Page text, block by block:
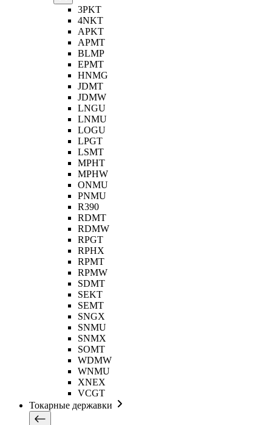
3PKT
4NKT
APKT
APMT
BLMP
EPMT
HNMG
JDMT
JDMW
LNGU
LNMU
LOGU
LPGT
LSMT
MPHT
MPHW
ONMU
PNMU
R390
RDMT
RDMW
RPGT
RPHX
RPMT
RPMW
SDMT
SEKT
SEMT
SNGX
SNMU
SNMX
SOMT
WDMW
WNMU
XNEX
VCGT
Токарные державки